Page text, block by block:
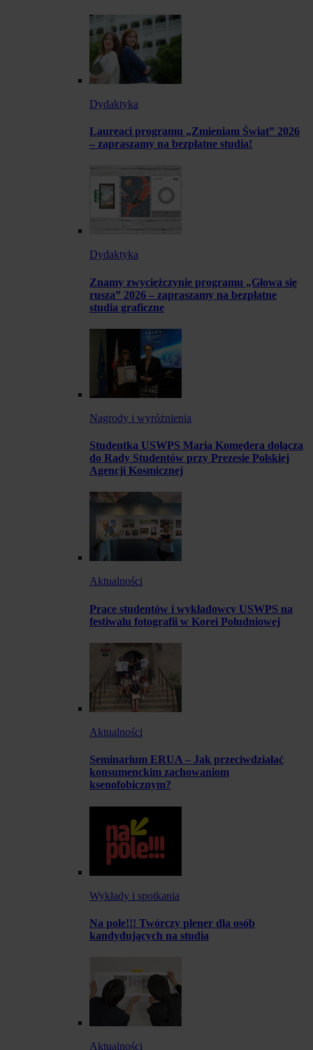
Dydaktyka
Laureaci programu „Zmieniam Świat” 2026
– zapraszamy na bezpłatne studia!
Dydaktyka
Znamy zwyciężczynie programu „Głowa się
rusza” 2026 – zapraszamy na bezpłatne
studia graficzne
Nagrody i wyróżnienia
Studentka USWPS Maria Komędera dołącza
do Rady Studentów przy Prezesie Polskiej
Agencji Kosmicznej
Aktualności
Prace studentów i wykładowcy USWPS na
festiwalu fotografii w Korei Południowej
Aktualności
Seminarium ERUA – Jak przeciwdziałać
konsumenckim zachowaniom
ksenofobicznym?
Wykłady i spotkania
Na pole!!! Twórczy plener dla osób
kandydujących na studia
Aktualności